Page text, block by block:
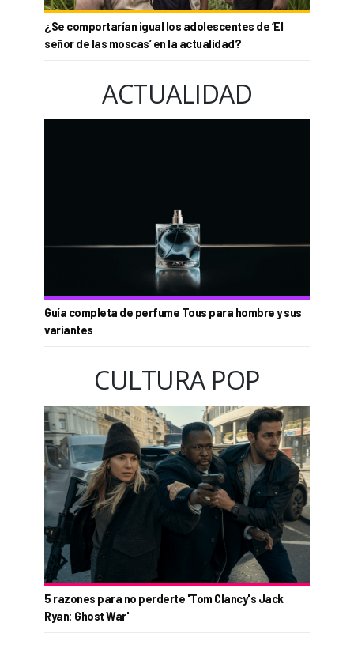
¿Se comportarían igual los adolescentes de ‘El
señor de las moscas’ en la actualidad?
ACTUALIDAD
Guía completa de perfume Tous para hombre y sus
variantes
CULTURA POP
5 razones para no perderte 'Tom Clancy's Jack
Ryan: Ghost War'